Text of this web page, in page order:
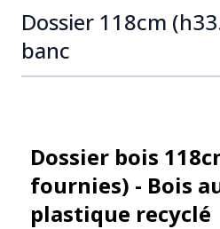
Dossier 118cm
banc
Dossier bois
fournies) - Bois
plastique recyclé